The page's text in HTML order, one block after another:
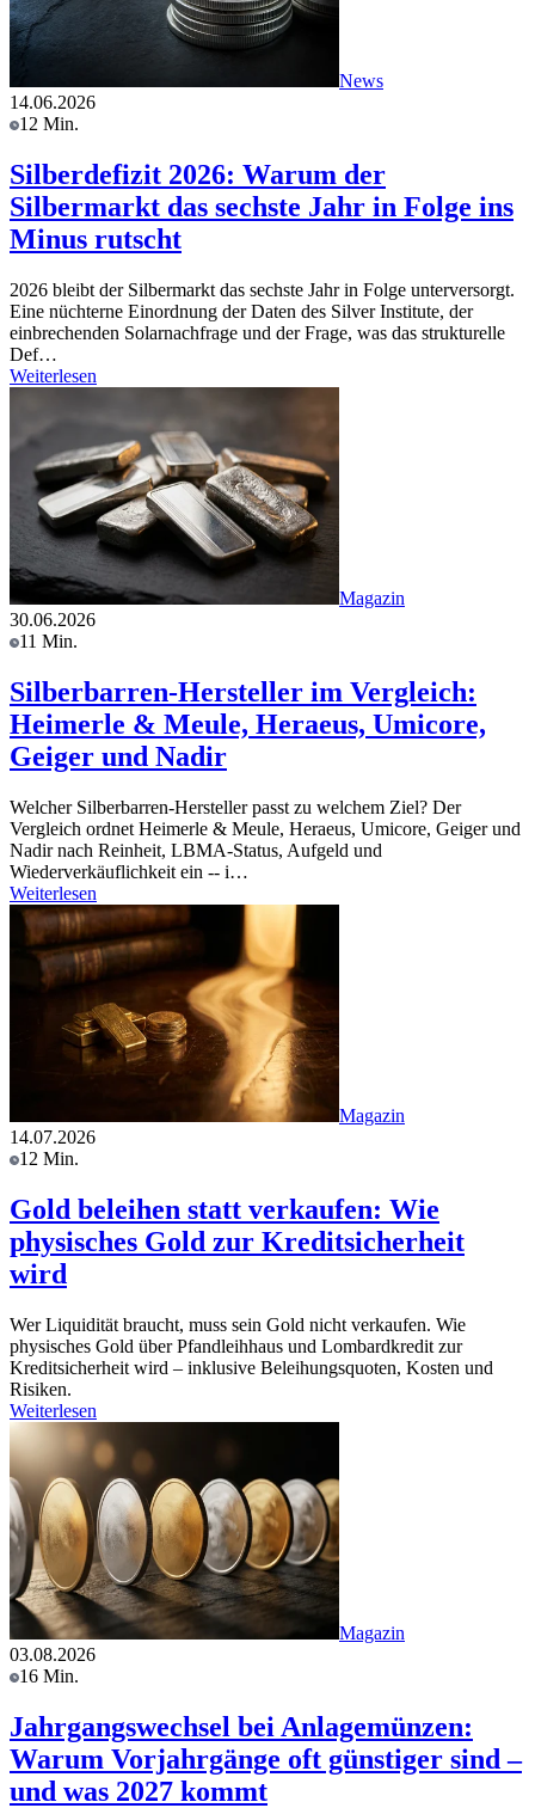
News
14.06.2026
12 Min.
Silberdefizit 2026: Warum der
Silbermarkt das sechste Jahr in Folge ins
Minus rutscht
2026 bleibt der Silbermarkt das sechste Jahr in Folge unterversorgt.
Eine nüchterne Einordnung der Daten des Silver Institute, der
einbrechenden Solarnachfrage und der Frage, was das strukturelle
Def…
Weiterlesen
Magazin
30.06.2026
11 Min.
Silberbarren-Hersteller im Vergleich:
Heimerle & Meule, Heraeus, Umicore,
Geiger und Nadir
Welcher Silberbarren-Hersteller passt zu welchem Ziel? Der
Vergleich ordnet Heimerle & Meule, Heraeus, Umicore, Geiger und
Nadir nach Reinheit, LBMA-Status, Aufgeld und
Wiederverkäuflichkeit ein -- i…
Weiterlesen
Magazin
14.07.2026
12 Min.
Gold beleihen statt verkaufen: Wie
physisches Gold zur Kreditsicherheit
wird
Wer Liquidität braucht, muss sein Gold nicht verkaufen. Wie
physisches Gold über Pfandleihhaus und Lombardkredit zur
Kreditsicherheit wird – inklusive Beleihungsquoten, Kosten und
Risiken.
Weiterlesen
Magazin
03.08.2026
16 Min.
Jahrgangswechsel bei Anlagemünzen:
Warum Vorjahrgänge oft günstiger sind –
und was 2027 kommt